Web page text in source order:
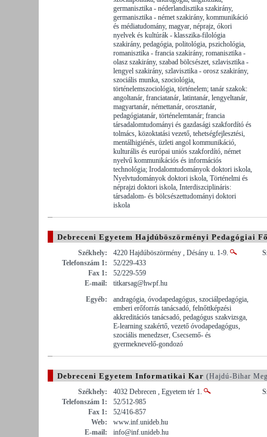
germanisztika - néderlandisztika szakirány,
germanisztika - német szakirány, kommunikáció
és médiatudomány, magyar, néprajz, ókori
nyelvek és kultúrák - klasszika-filológia
szakirány, pedagógia, politológia, pszichológia,
romanisztika - francia szakirány, romanisztika -
olasz szakirány, szabad bölcsészet, szlavisztika -
lengyel szakirány, szlavisztika - orosz szakirány,
szociális munka, szociológia,
történelemszociológia, történelem; tanár szakok:
angoltanár, franciatanár, latintanár, lengyeltanár,
magyartanár, némettanár, orosztanár,
pedagógiatanár, történelemtanár; francia
társadalomtudományi és gazdasági szakfordító és
tolmács, közoktatási vezető, tehetségfejlesztési,
mentálhigiénés, üzleti angol kommunikáció,
kulturális és európai uniós szakfordító, német
nyelvű kommunikációs és információs
technológia; Irodalomtudományok doktori iskola,
Nyelvtudományok doktori iskola, Történelmi és
néprajzi doktori iskola, Interdiszciplináris:
társadalom- és bölcsészettudományi doktori
iskola
Debreceni Egyetem Hajdúböszörményi Pedagógiai
Székhely:
4220 Hajdúböszörmény , Désány u. 1-9.
Telefonszám 1:
52/229-433
Fax 1:
52/229-559
E-mail:
titkarsag@hwpf.hu
Egyéb:
andragógia, óvodapedagógus, szociálpedagógia,
emberi erőforrás tanácsadó, felnőttképzési
akkreditációs tanácsadó, pedagógus szakvizsga,
E-learning szakértő, vezető óvodapedagógus,
szociális menedzser, Csecsemő- és
gyermeknevelő-gondozó
Debreceni Egyetem Informatikai Kar (Hajdú-Bihar
Székhely:
4032 Debrecen , Egyetem tér 1.
Telefonszám 1:
52/512-985
Fax 1:
52/416-857
Web:
www.inf.unideb.hu
E-mail:
info@inf.unideb.hu